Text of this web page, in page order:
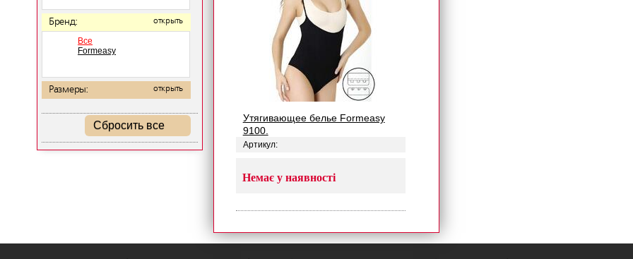
Бренд: открыть
Все
Formeasy
Размеры: открыть
Сбросить все
Утягивающее белье Formeasy
9100.
Артикул:
Немає у наявності